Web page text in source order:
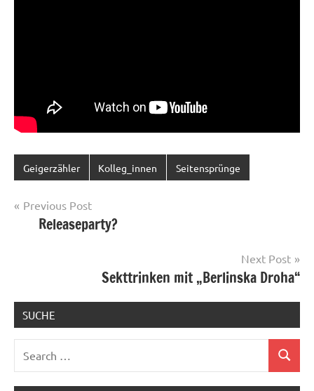
Geigerzähler Kolleg_innen Seitensprünge
Post
navigation
Previous Post
Releaseparty?
Next Post
Sekttrinken mit „Berlinska Droha“
SUCHE
Search